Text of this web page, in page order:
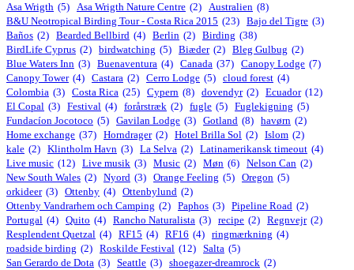
Asa Wrigth (5) Asa Wrigth Nature Centre (2) Australien (8)
B&U Neotropical Birding Tour - Costa Rica 2015 (23) Bajo del Tigre (3)
Baños (2) Bearded Bellbird (4) Berlin (2) Birding (38)
BirdLife Cyprus (2) birdwatching (5) Biæder (2) Bleg Gulbug (2)
Blue Waters Inn (3) Buenaventura (4) Canada (37) Canopy Lodge (7)
Canopy Tower (4) Castara (2) Cerro Lodge (5) cloud forest (4)
Colombia (3) Costa Rica (25) Cypern (8) dovendyr (2) Ecuador (12)
El Copal (3) Festival (4) forårstræk (2) fugle (5) Fuglekigning (5)
Fundacíon Jocotoco (5) Gavilan Lodge (3) Gotland (8) havørn (2)
Home exchange (37) Horndrager (2) Hotel Brilla Sol (2) Islom (2)
kale (2) Klintholm Havn (3) La Selva (2) Latinamerikansk timeout (4)
Live music (12) Live musik (3) Music (2) Møn (6) Nelson Can (2)
New South Wales (2) Nyord (3) Orange Feeling (5) Oregon (5)
orkideer (3) Ottenby (4) Ottenbylund (2)
Ottenby Vandrarhem och Camping (2) Paphos (3) Pipeline Road (2)
Portugal (4) Quito (4) Rancho Naturalista (3) recipe (2) Regnvejr (2)
Resplendent Quetzal (4) RF15 (4) RF16 (4) ringmærkning (4)
roadside birding (2) Roskilde Festival (12) Salta (5)
San Gerardo de Dota (3) Seattle (3) shoegazer-dreamrock (2)